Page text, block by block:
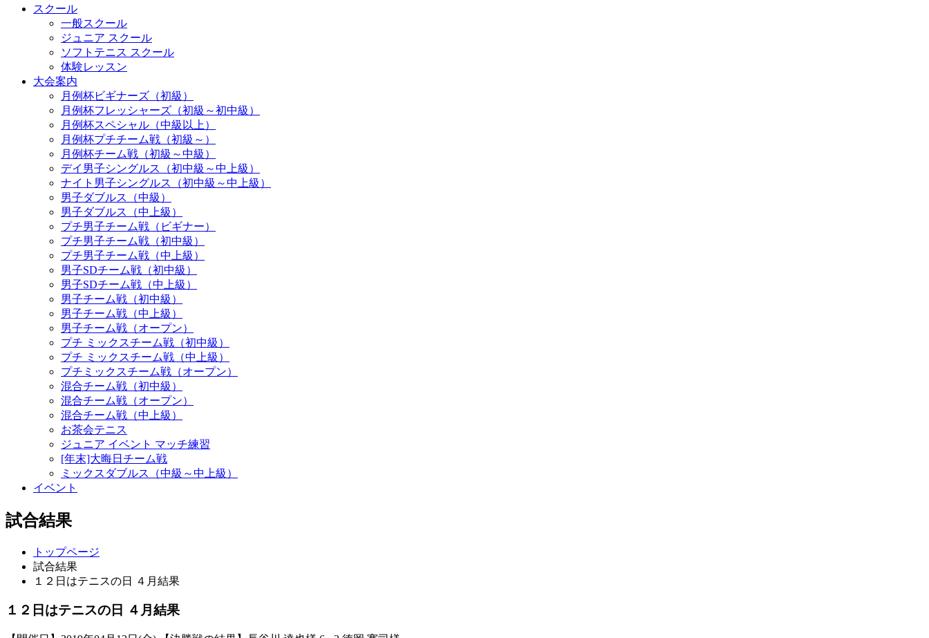
スクール
一般スクール
ジュニア スクール
ソフトテニス スクール
体験レッスン
大会案内
月例杯ビギナーズ（初級）
月例杯フレッシャーズ（初級～初中級）
月例杯スペシャル（中級以上）
月例杯プチチーム戦（初級～）
月例杯チーム戦（初級～中級）
デイ男子シングルス（初中級～中上級）
ナイト男子シングルス（初中級～中上級）
男子ダブルス（中級）
男子ダブルス（中上級）
プチ男子チーム戦（ビギナー）
プチ男子チーム戦（初中級）
プチ男子チーム戦（中上級）
男子SDチーム戦（初中級）
男子SDチーム戦（中上級）
男子チーム戦（初中級）
男子チーム戦（中上級）
男子チーム戦（オープン）
プチ ミックスチーム戦（初中級）
プチ ミックスチーム戦（中上級）
プチミックスチーム戦（オープン）
混合チーム戦（初中級）
混合チーム戦（オープン）
混合チーム戦（中上級）
お茶会テニス
ジュニア イベント マッチ練習
[年末]大晦日チーム戦
ミックスダブルス（中級～中上級）
イベント
試合結果
トップページ
試合結果
１２日はテニスの日 ４月結果
１２日はテニスの日 ４月結果